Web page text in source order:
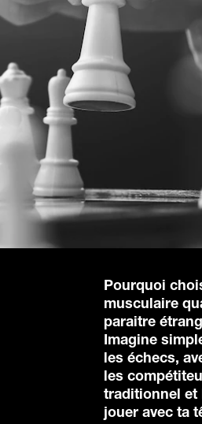
Pourquoi
musculaire
paraitre
Imagine
les échecs,
les
traditionnel et
jouer avec ta